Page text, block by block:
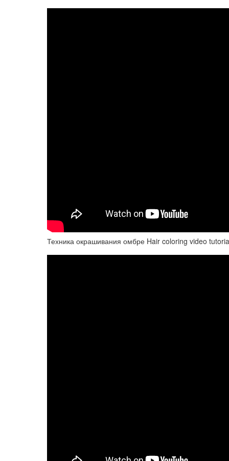
Техника окрашивания омбре Hair coloring video